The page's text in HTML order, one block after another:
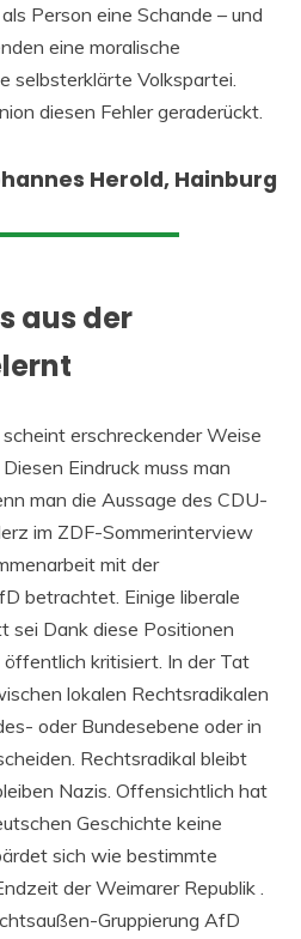
Person eine Schande – und
eine moralische
selbsterklärte Volkspartei.
diesen Fehler geraderückt.
Herold, Hainburg
aus der
erschreckender Weise
Eindruck muss man
man die Aussage des CDU-
im ZDF-Sommerinterview
mit der
betrachtet. Einige liberale
sei Dank diese Positionen
kritisiert. In der Tat
lokalen Rechtsradikalen
oder Bundesebene oder in
Rechtsradikal bleibt
Nazis. Offensichtlich hat
Geschichte keine
sich wie bestimmte
der Weimarer Republik .
Gruppierung AfD